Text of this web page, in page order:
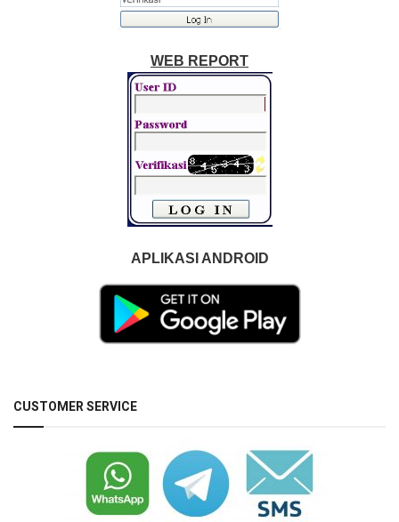
WEB REPORT
APLIKASI ANDROID
CUSTOMER SERVICE